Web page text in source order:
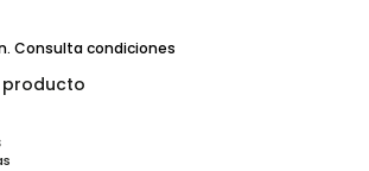
Consulta condiciones
producto